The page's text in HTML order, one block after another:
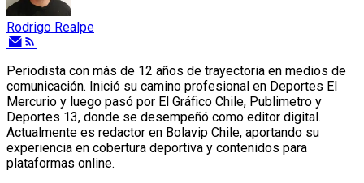
Rodrigo Realpe
Periodista con más de 12 años de trayectoria en medios de
comunicación. Inició su camino profesional en Deportes El
Mercurio y luego pasó por El Gráfico Chile, Publimetro y
Deportes 13, donde se desempeñó como editor digital.
Actualmente es redactor en Bolavip Chile, aportando su
experiencia en cobertura deportiva y contenidos para
plataformas online.